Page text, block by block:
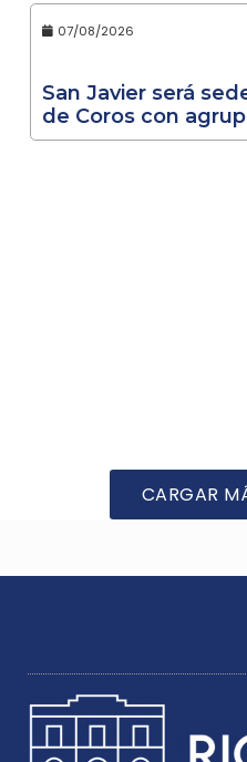
07/08/2026
San Javier será
de Coros con
CARGAR